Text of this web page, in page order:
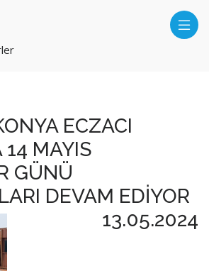
ECZACI
14 MAYIS
GÜNÜ
DEVAM EDİYOR
13.05.2024